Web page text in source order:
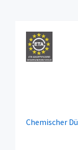
Chemischer